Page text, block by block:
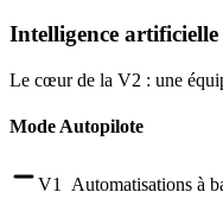
Intelligence artificielle
Le cœur de la V2 : une
Mode Autopilote
V1 Automatisations à